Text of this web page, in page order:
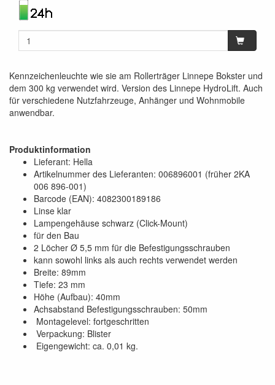
Kennzeichenleuchte wie sie am Rollerträger Linnepe Bokster und
dem 300 kg verwendet wird. Version des Linnepe HydroLift. Auch
für verschiedene Nutzfahrzeuge, Anhänger und Wohnmobile
anwendbar.
Produktinformation
Lieferant: Hella
Artikelnummer des Lieferanten: 006896001 (früher 2KA
006 896-001)
Barcode (EAN): 4082300189186
Linse klar
Lampengehäuse schwarz (Click-Mount)
für den Bau
2 Löcher Ø 5,5 mm für die Befestigungsschrauben
kann sowohl links als auch rechts verwendet werden
Breite: 89mm
Tiefe: 23 mm
Höhe (Aufbau): 40mm
Achsabstand Befestigungsschrauben: 50mm
Montagelevel: fortgeschritten
Verpackung: Blister
Eigengewicht: ca. 0,01 kg.